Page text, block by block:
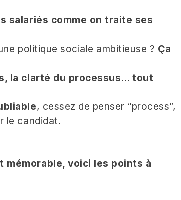
salariés comme on traite ses
politique sociale ambitieuse ? Ça
la clarté du processus… tout
, cessez de penser “process”,
le candidat.
mémorable, voici les points à